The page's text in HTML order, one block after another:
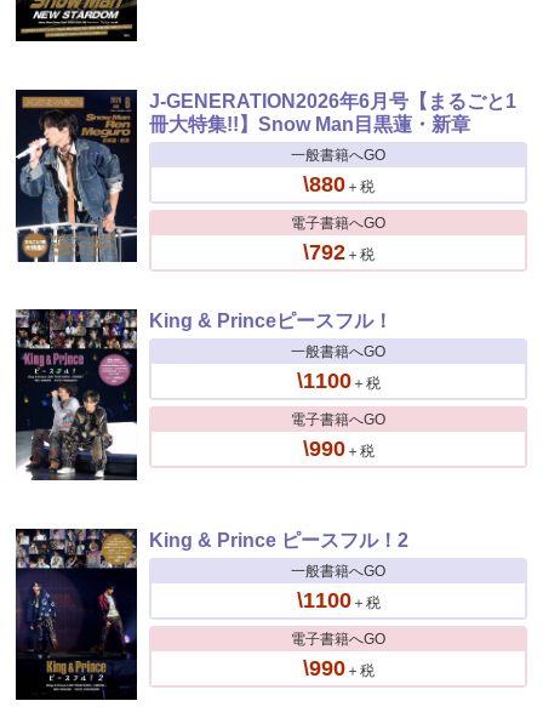
J-GENERATION2026年6月号【まるごと1
冊大特集!!】Snow Man目黒蓮・新章
一般書籍へGO
\880＋税
電子書籍へGO
\792＋税
King & Princeピースフル！
一般書籍へGO
\1100＋税
電子書籍へGO
\990＋税
King & Prince ピースフル！2
一般書籍へGO
\1100＋税
電子書籍へGO
\990＋税